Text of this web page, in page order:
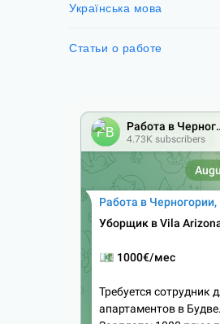
Українська мова
Статьи о работе